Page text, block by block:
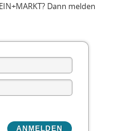
Dann melden